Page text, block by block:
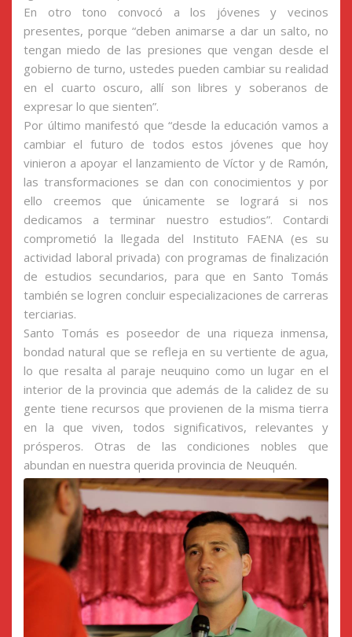
En otro tono convocó a los jóvenes y vecinos
presentes, porque “deben animarse a dar un salto, no
tengan miedo de las presiones que vengan desde el
gobierno de turno, ustedes pueden cambiar su realidad
en el cuarto oscuro, allí son libres y soberanos de
expresar lo que sienten”.
Por último manifestó que “desde la educación vamos a
cambiar el futuro de todos estos jóvenes que hoy
vinieron a apoyar el lanzamiento de Víctor y de Ramón,
las transformaciones se dan con conocimientos y por
ello creemos que únicamente se logrará si nos
dedicamos a terminar nuestro estudios”. Contardi
comprometió la llegada del Instituto FAENA (es su
actividad laboral privada) con programas de finalización
de estudios secundarios, para que en Santo Tomás
también se logren concluir especializaciones de carreras
terciarias.
Santo Tomás es poseedor de una riqueza inmensa,
bondad natural que se refleja en su vertiente de agua,
lo que resalta al paraje neuquino como un lugar en el
interior de la provincia que además de la calidez de su
gente tiene recursos que provienen de la misma tierra
en la que viven, todos significativos, relevantes y
prósperos. Otras de las condiciones nobles que
abundan en nuestra querida provincia de Neuquén.